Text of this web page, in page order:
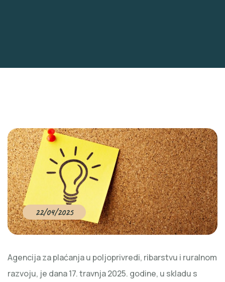
22/04/2025
Agencija za plaćanja u poljoprivredi, ribarstvu i ruralnom
razvoju, je dana 17. travnja 2025. godine, u skladu s